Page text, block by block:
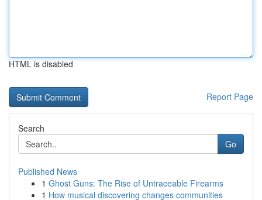
HTML is disabled
Report Page
Search
Go
Published News
1 Ghost Guns: The Rise of Untraceable Firearms
1 How musical discovering changes communities